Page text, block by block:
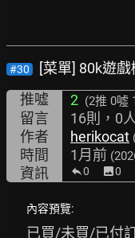
#30
[菜單] 80k遊戲
推噓
2 (2推 0噓
留言 16則，0人
作者 herikocat
時間 1月前
資訊 0 image0
內容預覽:
已買/未買/已付